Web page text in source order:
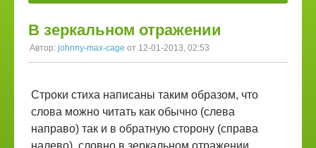
В зеркальном отражении
Автор: johnny-max-cage от 12-01-2013, 02:53
Строки стиха написаны таким образом, что
слова можно читать как обычно (слева
направо) так и в обратную сторону (справа
налево), словно в зеркальном отражении.